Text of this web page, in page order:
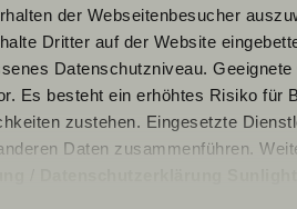
der Webseitenbesucher
Dritter auf der Website
Datenschutzniveau.
Es besteht ein erhöhtes Risiko für
zustehen. Eingesetzte
Daten zusammenführen.